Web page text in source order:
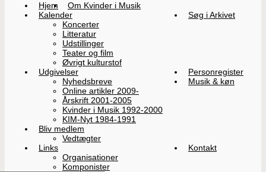
Hjem
Om Kvinder i Musik
Kalender
Koncerter
Litteratur
Udstillinger
Teater og film
Øvrigt kulturstof
Søg i Arkivet
Udgivelser
Nyhedsbreve
Online artikler 2009-
Årskrift 2001-2005
Kvinder i Musik 1992-2000
KIM-Nyt 1984-1991
Personregister
Musik & køn
Bliv medlem
Vedtægter
Links
Organisationer
Komponister
Kontakt